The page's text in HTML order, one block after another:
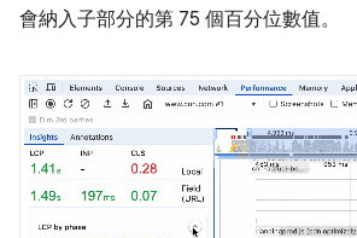
會納入子部分的第 75 個百分位數值。